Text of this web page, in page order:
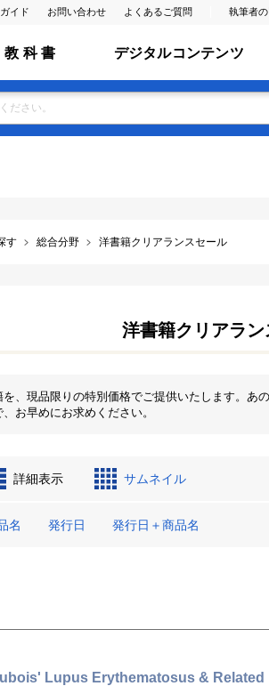
イド お問い合わせ よくあるご質問 執筆者
教 科 書 デジタルコンテンツ
す 総合分野 洋書籍クリアランスセール
洋書籍クリアラ
、現品限りの特別価格でご提供いたします。あ
お早めにお求めください。
詳細表示 サムネイル
名 発行日 発行日＋商品名
Lupus Erythematosus & Related